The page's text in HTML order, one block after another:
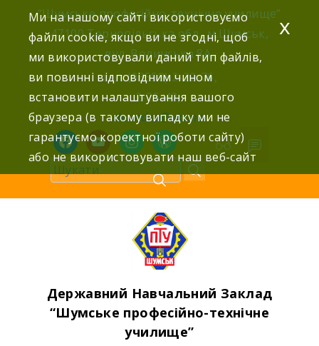
content
“Шумське професійно-технічне училище”
47100 Тернопільська обл., м.Шумськ,
вул. Волинська 8А,
тел: (03558) 2-22-76,
2-25-42,
shumdnz@ukr.net
facebookyoutubeinstagramwordpress
Державний Навчальний Заклад
“Шумське професійно-технічне
училище”
Ми на нашому сайті використовуємо
файли cookie, якщо ви не згодні, щоб
ми використовували даний тип файлів,
ви повинні відповідним чином
встановити налаштування вашого
браузера (в такому випадку ми не
гарантуємо коректної роботи сайту)
або не використовувати наш веб-сайт
x